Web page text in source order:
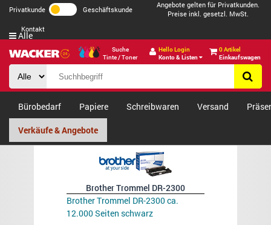
Privatkunde Geschäftskunde
Angebote gelten für Privatkunden.
Preise inkl. gesetzl. MwSt.
Kontakt
Suche
Tinte / Toner
Hello Login
Konto & Listen
0 Artikel
Einkaufswagen
Alle
Bürobedarf Papiere Schreibwaren Versand
Verkäufe & Angebote
Brother Trommel DR-2300
Brother Trommel DR-2300 ca.
12.000 Seiten schwarz